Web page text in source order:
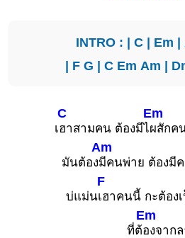
INTRO : | C| Em |
| F G | C Em Am |
เ
C
ฮาสามคน ต้องมีไ
Em
ผสักค
มันต้อง
Am
มีคนพ่าย ต้องมี
บ่แม่น
F
เฮาคนนี้ กะต้อง
ที่ต้
Em
องจากล